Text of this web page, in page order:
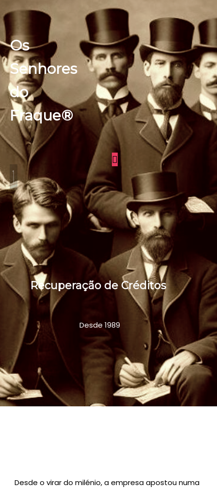
Os
Senhores
do
Fraque®
Recuperação de Créditos
Desde 1989
Desde o virar do milénio, a empresa apostou numa